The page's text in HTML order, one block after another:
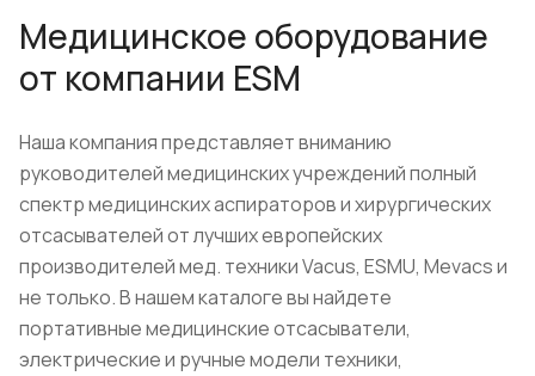
Медицинское оборудование
от компании ESM
Наша компания представляет вниманию
руководителей медицинских учреждений полный
спектр медицинских аспираторов и хирургических
отсасывателей от лучших европейских
производителей мед. техники Vacus, ESMU, Mevacs и
не только. В нашем каталоге вы найдете
портативные медицинские отсасыватели,
электрические и ручные модели техники,